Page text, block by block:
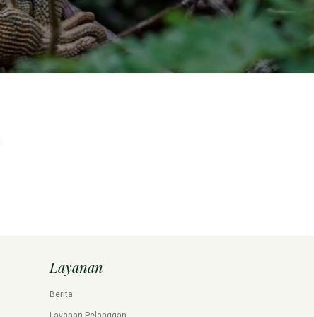
Layanan
Berita